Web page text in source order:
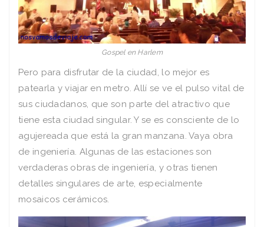
Gospel en Harlem
Pero para disfrutar de la ciudad, lo mejor es
patearla y viajar en metro. Allí se ve el pulso vital de
sus ciudadanos, que son parte del atractivo que
tiene esta ciudad singular. Y se es consciente de lo
agujereada que está la gran manzana. Vaya obra
de ingeniería. Algunas de las estaciones son
verdaderas obras de ingeniería, y otras tienen
detalles singulares de arte, especialmente
mosaicos cerámicos.